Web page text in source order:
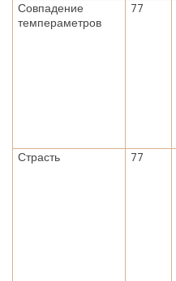
Совпадение
темпераметров
77
Страсть
77